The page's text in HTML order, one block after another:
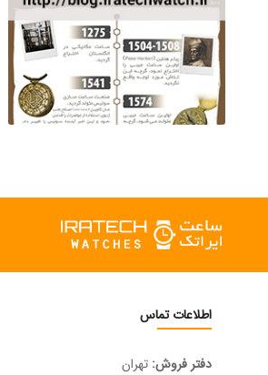
اطلاعات تماس
دفتر فروش: تهران